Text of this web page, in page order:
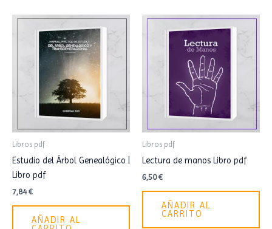
Libros pdf
Estudio del Árbol Genealógico |
Libro pdf
7,84€
AÑADIR AL
Libros pdf
Lectura de manos Libro pdf
6,50€
AÑADIR AL
CARRITO